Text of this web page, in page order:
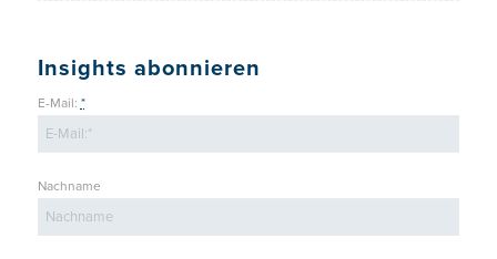
Insights abonnieren
E-Mail: *
Nachname